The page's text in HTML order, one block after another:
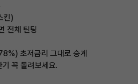
킨)
전체 틴팅
초저금리 그대로 승계
꼭 돌려보세요.